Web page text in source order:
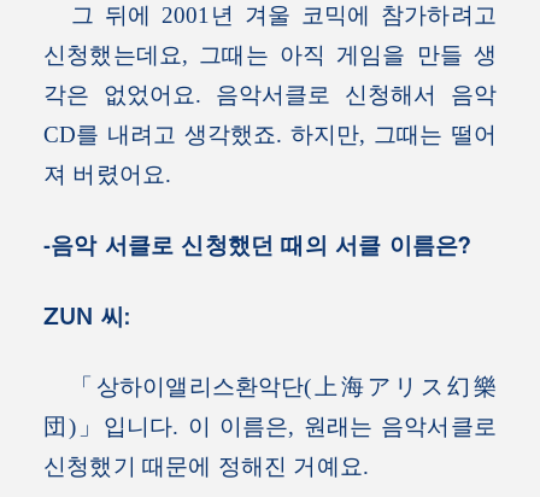
그 뒤에 2001년 겨울 코믹에 참가하려고
신청했는데요, 그때는 아직 게임을 만들 생
각은 없었어요. 음악서클로 신청해서 음악
CD를 내려고 생각했죠. 하지만, 그때는 떨어
져 버렸어요.
-음악 서클로 신청했던 때의 서클 이름은?
ZUN 씨:
「상하이앨리스환악단(上海アリス幻樂
団)」입니다. 이 이름은, 원래는 음악서클로
신청했기 때문에 정해진 거예요.